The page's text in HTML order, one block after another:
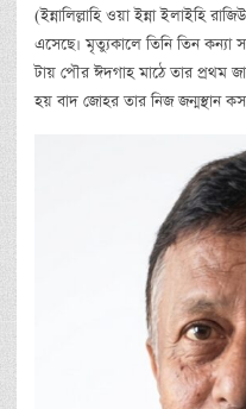
(ইন্নালিল্লাহি ওয়া ইন্না ইলাইহি
এসেছে। মৃত্যুকালে তিনি তিন কন্যা
টায় পৌর ঈদগাহ মাঠে তার প্রথম
হয় বাদ জোহর তার নিজ জন্মস্থান